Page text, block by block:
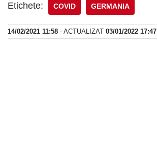
Etichete: COVID GERMANIA
14/02/2021 11:58 - ACTUALIZAT 03/01/2022 17:47